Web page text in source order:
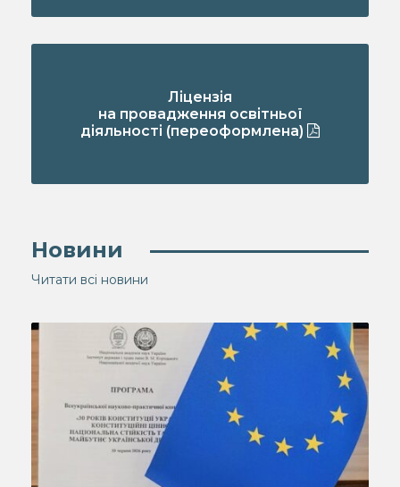
Ліцензія
на провадження освітньої
діяльності (переоформлена)
Новини
Читати всі новини